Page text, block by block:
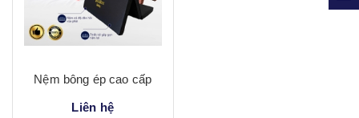
Nệm bông ép cao cấp
Liên hệ